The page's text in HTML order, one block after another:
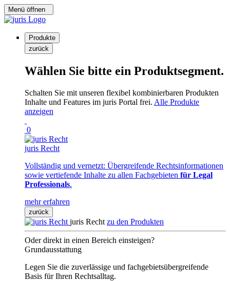
Menü öffnen
Produkte
zurück
Wählen Sie bitte ein Produktsegment.
Schalten Sie mit unseren flexibel kombinierbaren Produkten
Inhalte und Features im juris Portal frei. Alle Produkte
anzeigen
0
juris Recht
Vollständig und vernetzt: Übergreifende Rechtsinformationen
sowie vertiefende Inhalte zu allen Fachgebieten für Legal
Professionals.
mehr erfahren
zurück
juris Recht zu den Produkten
Oder direkt in einen Bereich einsteigen?
Grundausstattung
Legen Sie die zuverlässige und fachgebietsübergreifende
Basis für Ihren Rechtsalltag.